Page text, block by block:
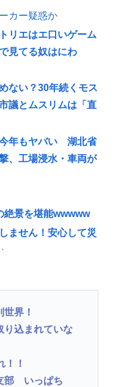
カー疑惑か
リエはエ口いゲーム
見てる奴はにわ
ない？30年続くモス
議とムスリムは「直
今年もヤバい 湖北省
、工場浸水・車両が
絶景を堪能wwwww
ません！安心して災
価/高価交換を望む依
望む客は戻らず
民主・共産が消費税
対反対と力を合わせ
界！
り込まれていな
！！
部 いっぱち